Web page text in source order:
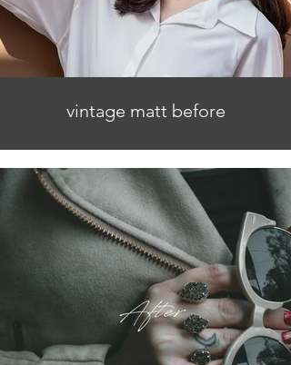
vintage matt before